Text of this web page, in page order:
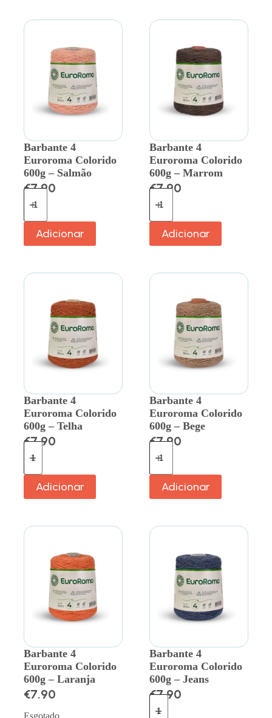
Barbante 4
Euroroma Colorido
600g – Salmão
€7.90
Adicionar
Barbante 4
Euroroma Colorido
600g – Marrom
€7.90
Adicionar
Barbante 4
Euroroma Colorido
600g – Telha
€7.90
Adicionar
Barbante 4
Euroroma Colorido
600g – Bege
€7.90
Adicionar
Barbante 4
Euroroma Colorido
600g – Laranja
€7.90
Esgotado
Barbante 4
Euroroma Colorido
600g – Jeans
€7.90